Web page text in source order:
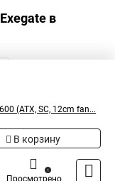
Exegate в
(ATX, SC, 12cm fan...
В корзину
Просмотрено
1